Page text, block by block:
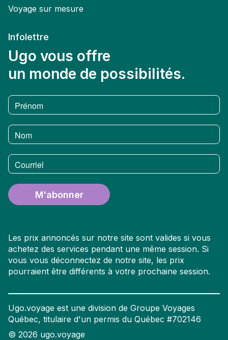
Voyage sur mesure
Infolettre
Ugo vous offre
un monde de possibilités.
Prénom
Nom
Courriel
M'abonner
Les prix annoncés sur notre site sont valides si vous
achetez des services pendant une même session. Si
vous vous déconnectez de notre site, les prix
pourraient être différents à votre prochaine session.
Ugo.voyage est une division de Groupe Voyages
Québec, titulaire d'un permis du Québec #702146
© 2026 ugo.voyage